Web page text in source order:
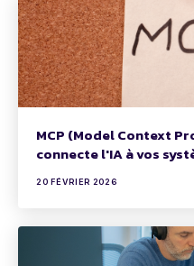
MCP (Model Context
connecte l'IA à vos
20 FÉVRIER 2026